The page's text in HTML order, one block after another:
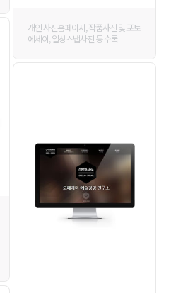
개인 사진홈페이지, 작품사진 및 포토
에세이, 일상스냅사진 등 수록